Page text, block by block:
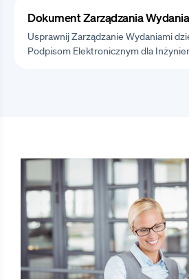
Dokument Zarządzania
Usprawnij Zarządzanie Wydaniami
Podpisom Elektronicznym dla